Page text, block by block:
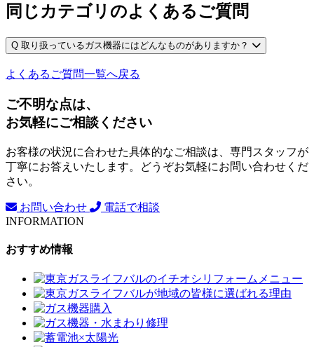
同じカテゴリのよくあるご質問
Q 取り扱っているガス機器にはどんなものがありますか？
よくあるご質問一覧へ戻る
ご不明な点は、
お気軽にご相談ください
お客様の状況に合わせた具体的なご相談は、専門スタッフが
丁寧にお答えいたします。どうぞお気軽にお問い合わせくだ
さい。
お問い合わせ
電話で相談
INFORMATION
おすすめ情報